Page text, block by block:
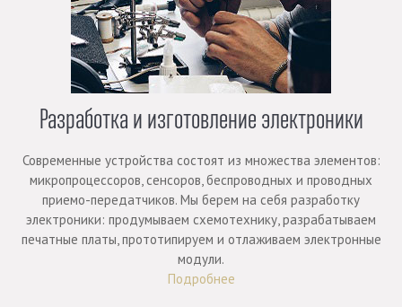
Разработка и изготовление электроники
Современные устройства состоят из множества элементов:
микропроцессоров, сенсоров, беспроводных и проводных
приемо-передатчиков. Мы берем на себя разработку
электроники: продумываем схемотехнику, разрабатываем
печатные платы, прототипируем и отлаживаем электронные
модули.
Подробнее